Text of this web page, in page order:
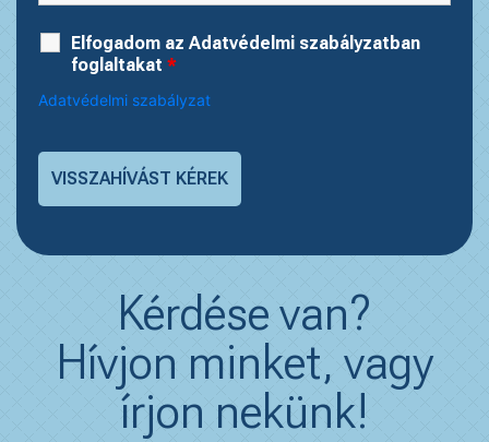
Elfogadom az Adatvédelmi szabályzatban
foglaltakat *
Adatvédelmi szabályzat
Kérdése van?
Hívjon minket, vagy
írjon nekünk!